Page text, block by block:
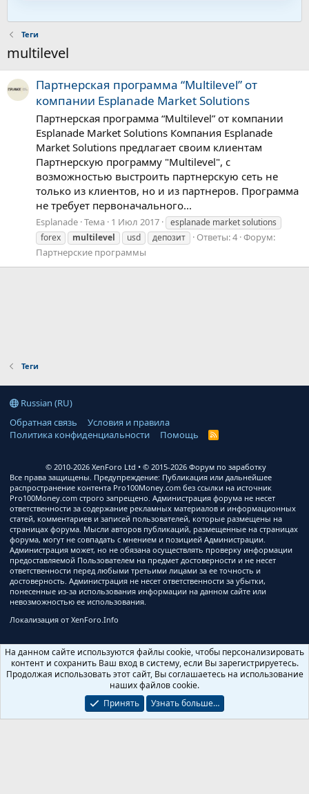
Теги
multilevel
Партнерская программа “Multilevel” от
компании Esplanade Market Solutions
Партнерская программа “Multilevel” от компании
Esplanade Market Solutions Компания Esplanade
Market Solutions предлагает своим клиентам
Партнерскую программу "Multilevel", с
возможностью выстроить партнерскую сеть не
только из клиентов, но и из партнеров. Программа
не требует первоначального...
Esplanade Тема 1 Июл 2017
esplanade market solutions
forex
multilevel usd депозит Ответы: 4 Форум:
Партнерские программы
Теги
Russian (RU)
Обратная связь
Условия и правила
Политика конфиденциальности
Помощь
R
© 2010-2026 XenForo Ltd
© 2015-2026 Форум по заработку
Все права защищены. Предупреждение: Публикация или дальнейшее
распространение контента Pro100Money.com без ссылки на источник
Pro100Money.com строго запрещено. Администрация форума не несет
ответственности за содержание рекламных материалов и информационных
статей, комментариев и записей пользователей, которые размещены на
страницах форума. Мысли авторов публикаций, размещенные на страницах
форума, могут не совпадать с мнением и позицией Администрации.
Администрация может, но не обязана осуществлять проверку информации
предоставляемой Пользователем на предмет достоверности и не несет
ответственности перед любыми третьими лицами за ее точность и
достоверность. Администрация не несет ответственности за убытки,
понесенные из-за использования информации на данном сайте или
невозможностью ее использования.
Локализация от XenForo.Info
Запросов 8 Время 0.2639s
На данном сайте используются файлы cookie, чтобы персонализировать
контент и сохранить Ваш вход в систему, если Вы зарегистрируетесь.
Продолжая использовать этот сайт, Вы соглашаетесь на использование
наших файлов cookie.
Принять
Узнать больше…